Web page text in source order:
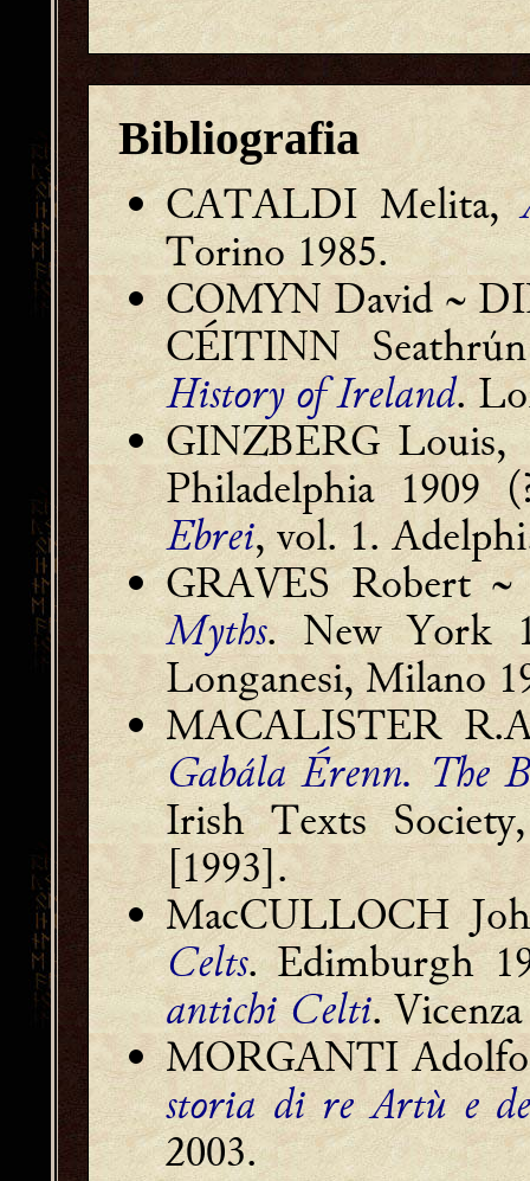
Bibliografia
CATALDI Melita,
Torino 1985.
COMYN David ~
CÉITINN
History of Ireland.
GINZBERG Louis,
Philadelphia
Ebrei, vol. 1.
GRAVES Robert
Myths. New
Longanesi, Milano
MACALISTER
Gabála Érenn. The
Irish Texts
[1993].
MacCULLOCH
Celts. Edimburgh
antichi Celti.
MORGANTI
storia di re Artù e
2003.